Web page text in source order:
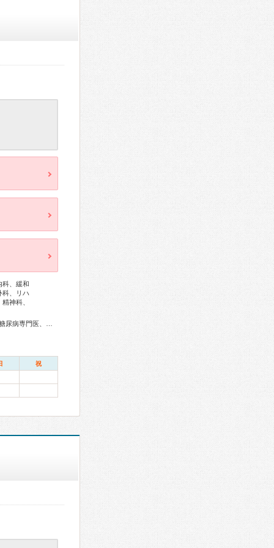
科、緩和
科、リハ
神科、
診専門医、病理専門医、口腔外科専門医、小児歯科専門医、核医学専門医、放射線科専門医、救急科専門医、がん治療認定医
祝